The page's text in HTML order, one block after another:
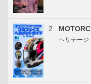
2
ヘリテージ